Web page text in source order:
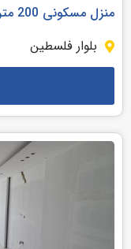
منزل مسکونی 200 متری تیریبلکس بلوار فلسطین کد 203068
بلوار فلسطین